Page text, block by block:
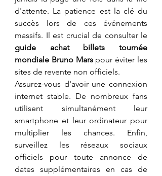
d'attente. La patience est la clé du
succès lors de ces événements
guide achat billets tournée
mondiale Bruno Mars pour éviter les
sites de revente non officiels.
​Assurez-vous d'avoir une connexion
internet stable. De nombreux fans
utilisent simultanément leur
smartphone et leur ordinateur pour
multiplier les chances. Enfin,
surveillez les réseaux sociaux
officiels pour toute annonce de
dates supplémentaires en cas de